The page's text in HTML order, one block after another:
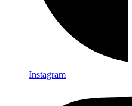
Instagram